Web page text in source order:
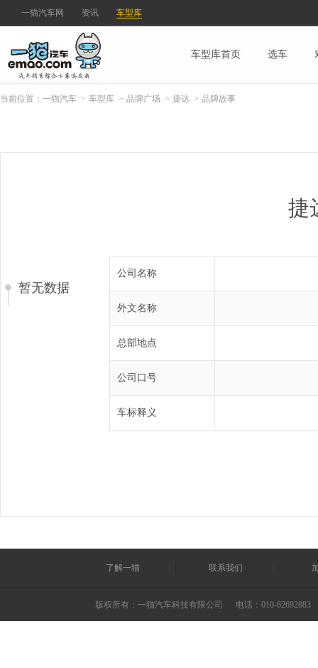
一猫汽车网 资讯 车型库
车型库首页 选车
当前位置： 一猫汽车 > 车型库 > 品牌广场 > 捷达 > 品牌故事
捷
公司名称
外文名称
总部地点
公司口号
车标释义
了解一猫 联系我们
版权所有：一猫汽车科技有限公司 电话：010-
暂无数据